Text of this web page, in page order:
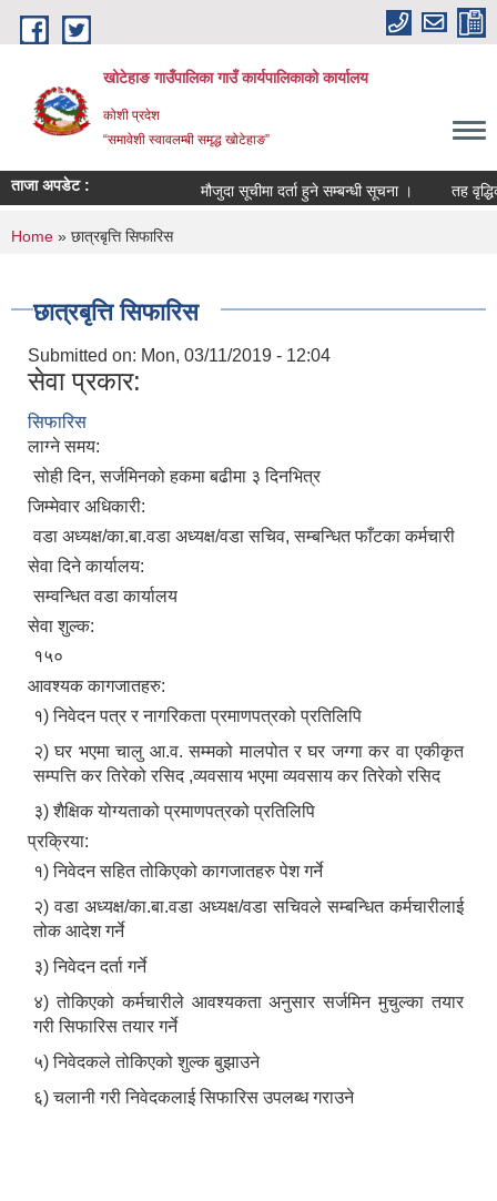
Skip to main content
खोटेहाङ गाउँपालिका गाउँ कार्यपालिकाको कार्यालय
कोशी प्रदेश
“समावेशी स्वावलम्बी समृद्ध खोटेहाङ”
ताजा अपडेट : मौजुदा सूचीमा दर्ता हुने सम्बन्धी सूचना । तह वृद्धिका
You are here
Home » छात्रबृत्ति सिफारिस
छात्रबृत्ति सिफारिस
Submitted on: Mon, 03/11/2019 - 12:04
सेवा प्रकार:
सिफारिस
लाग्ने समय:
सोही दिन, सर्जमिनको हकमा बढीमा ३ दिनभित्र
जिम्मेवार अधिकारी:
वडा अध्यक्ष/का.बा.वडा अध्यक्ष/वडा सचिव, सम्बन्धित फाँटका कर्मचारी
सेवा दिने कार्यालय:
सम्वन्धित वडा कार्यालय
सेवा शुल्क:
१५०
आवश्यक कागजातहरु:
१) निवेदन पत्र र नागरिकता प्रमाणपत्रको प्रतिलिपि
२) घर भएमा चालु आ.व. सम्मको मालपोत र घर जग्गा कर वा एकीकृत
सम्पत्ति कर तिरेको रसिद ,व्यवसाय भएमा व्यवसाय कर तिरेको रसिद
३) शैक्षिक योग्यताको प्रमाणपत्रको प्रतिलिपि
प्रक्रिया:
१) निवेदन सहित तोकिएको कागजातहरु पेश गर्ने
२) वडा अध्यक्ष/का.बा.वडा अध्यक्ष/वडा सचिवले सम्बन्धित कर्मचारीलाई
तोक आदेश गर्ने
३) निवेदन दर्ता गर्ने
४) तोकिएको कर्मचारीले आवश्यकता अनुसार सर्जमिन मुचुल्का तयार
गरी सिफारिस तयार गर्ने
५) निवेदकले तोकिएको शुल्क बुझाउने
६) चलानी गरी निवेदकलाई सिफारिस उपलब्ध गराउने